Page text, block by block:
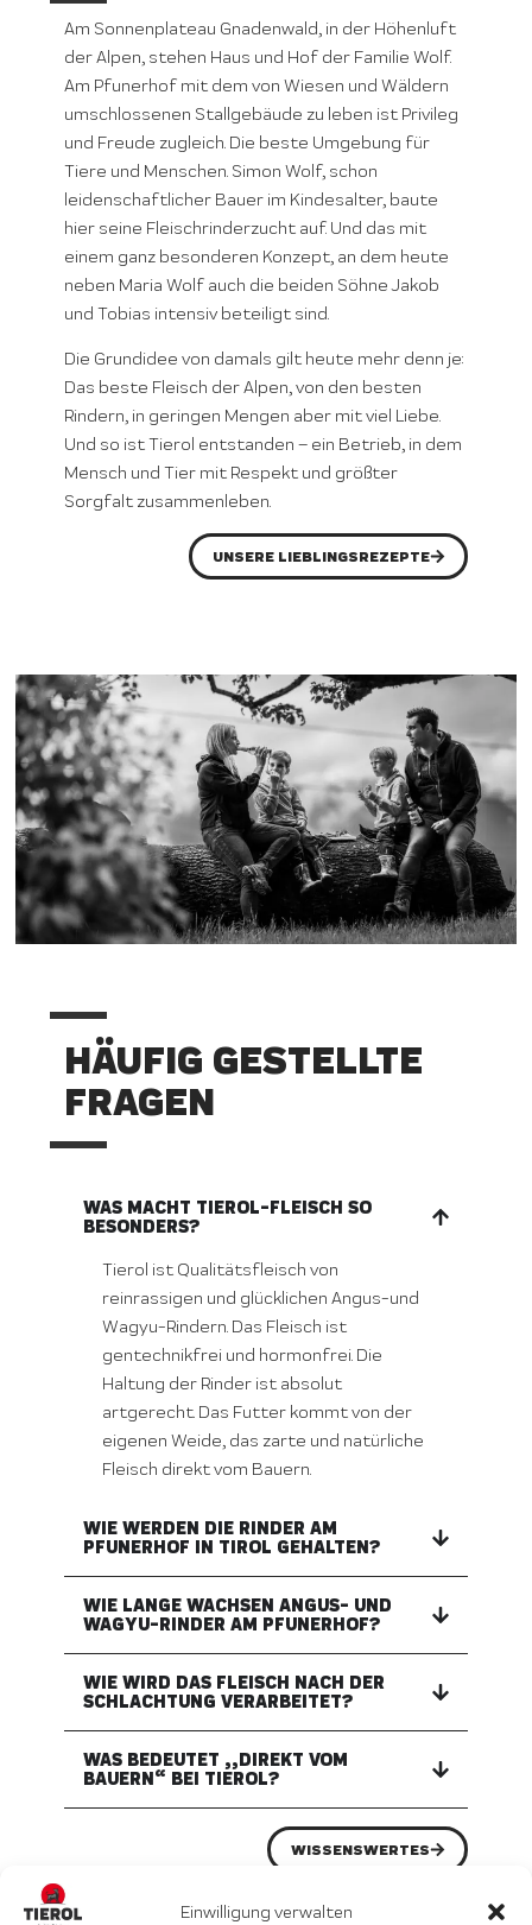
Einwilligung verwalten
Am Sonnenplateau Gnadenwald, in der Höhenluft
der Alpen, stehen Haus und Hof der Familie Wolf.
Am Pfunerhof mit dem von Wiesen und Wäldern
umschlossenen Stallgebäude zu leben ist Privileg
und Freude zugleich. Die beste Umgebung für
Tiere und Menschen. Simon Wolf, schon
leidenschaftlicher Bauer im Kindesalter, baute
hier seine Fleischrinderzucht auf. Und das mit
einem ganz besonderen Konzept, an dem heute
neben Maria Wolf auch die beiden Söhne Jakob
und Tobias intensiv beteiligt sind.
Die Grundidee von damals gilt heute mehr denn je:
Das beste Fleisch der Alpen, von den besten
Rindern, in geringen Mengen aber mit viel Liebe.
Und so ist Tierol entstanden – ein Betrieb, in dem
Mensch und Tier mit Respekt und größter
Sorgfalt zusammenleben.
UNSERE LIEBLINGSREZEPTE
HÄUFIG GESTELLTE
FRAGEN
WAS MACHT TIEROL-FLEISCH SO
BESONDERS?
Tierol ist Qualitätsfleisch von
reinrassigen und glücklichen Angus-und
Wagyu-Rindern. Das Fleisch ist
gentechnikfrei und hormonfrei. Die
Haltung der Rinder ist absolut
artgerecht. Das Futter kommt von der
eigenen Weide, das zarte und natürliche
Fleisch direkt vom Bauern.
WIE WERDEN DIE RINDER AM
PFUNERHOF IN TIROL GEHALTEN?
WIE LANGE WACHSEN ANGUS- UND
WAGYU-RINDER AM PFUNERHOF?
WIE WIRD DAS FLEISCH NACH DER
SCHLACHTUNG VERARBEITET?
WAS BEDEUTET „„DIREKT VOM
BAUERN“ BEI TIEROL?
WISSENSWERTES